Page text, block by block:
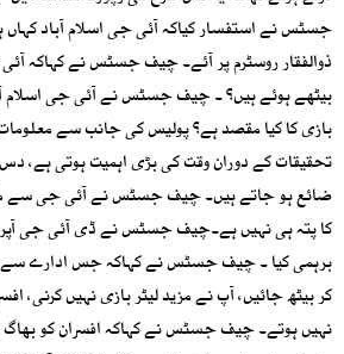
جسٹس نے استفسار کیاکہ آئی جی اسلام آباد کہاں
ذوالفقار روسٹرم پر آئے۔ چیف جسٹس نے کہاکہ
بیٹھے ہوئے ہیں؟ ۔ چیف جسٹس نے آئی جی اسلام
بازی کا کیا مقصد ہے؟ پولیس کی جانب سے
تحقیقات کے دوران وقت کی بڑی اہمیت ہوتی ہے،
ضائع ہو جاتے ہیں۔ چیف جسٹس نے آئی جی سے
کا پتہ ہی نہیں ہے۔چیف جسٹس نے ڈی آئی جی
برہمی کیا ۔ چیف جسٹس نے کہاکہ جس ادارے سے
کر بیٹھ جائیں، آپ نے مزید لیٹر بازی نہیں کرنی،
نہیں ہوتے۔ چیف جسٹس نے کہاکہ افسران کو